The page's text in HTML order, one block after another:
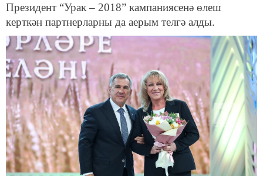
Президент “Урак – 2018” кампаниясенә өлеш
керткән партнерларны да аерым телгә алды.